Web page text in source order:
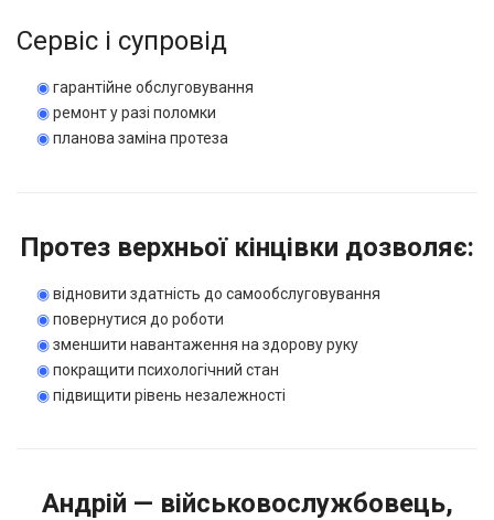
Сервіс і супровід
◉гарантійне обслуговування
◉ремонт у разі поломки
◉планова заміна протеза
Протез верхньої кінцівки дозволяє:
◉відновити здатність до самообслуговування
◉повернутися до роботи
◉зменшити навантаження на здорову руку
◉покращити психологічний стан
◉підвищити рівень незалежності
Андрій — військовослужбовець,